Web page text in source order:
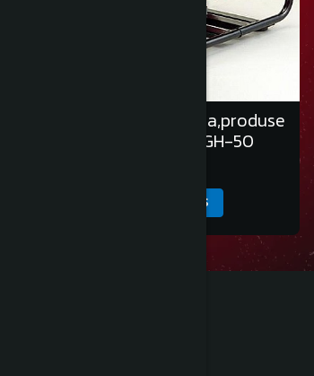
Motopompa apa salina,produse
chimice,Koshin, PGH-50
ADAUGA IN COS